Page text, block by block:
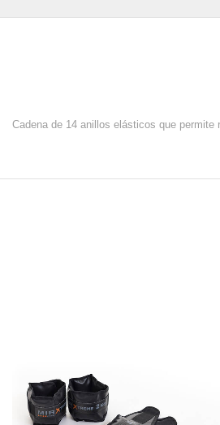
Cadena de 14 anillos elásticos que